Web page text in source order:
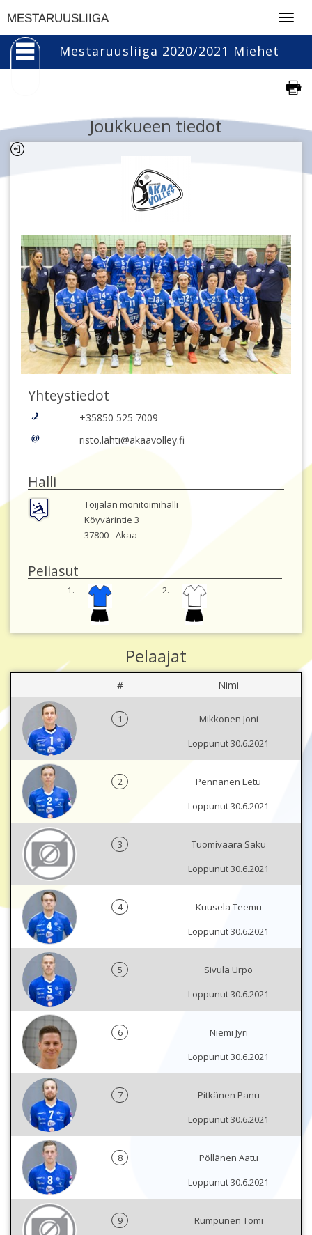
MESTARUUSLIIGA
Mestaruusliiga 2020/2021 Miehet
Joukkueen tiedot
Yhteystiedot
+35850 525 7009
risto.lahti@akaavolley.fi
Halli
Toijalan monitoimihalli
Köyvärintie 3
37800 -Akaa
Peliasut
1. 2.
Pelaajat
# Nimi
1
Mikkonen Joni
Loppunut 30.6.2021
2
Pennanen Eetu
Loppunut 30.6.2021
3
Tuomivaara Saku
Loppunut 30.6.2021
4
Kuusela Teemu
Loppunut 30.6.2021
5
Sivula Urpo
Loppunut 30.6.2021
6
Niemi Jyri
Loppunut 30.6.2021
7
Pitkänen Panu
Loppunut 30.6.2021
8
Pöllänen Aatu
Loppunut 30.6.2021
9
Rumpunen Tomi